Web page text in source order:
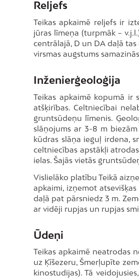
Reljefs
Teikas apkaimē reljefs ir
jūras līmeņa (turpmāk −
centrālajā, D un DA daļā
virsmas augstums
Inženierģeoloģija
Teikas apkaimē kopumā ir
atšķirības. Celtniecībai
gruntsūdeņu līmenis.
slāņojums ar 3-8 m
kūdras slāņa ieguļ irdena,
celtniecības apstākļi
ielas. Šajās vietās
Vislielāko platību Teikā
apkaimi, izņemot
daļā pat pārsniedz 3 m.
ar vidēji rupjas un rupjas
Ūdeņi
Teikas apkaimē neatrodas
uz Ķīšezeru, Šmerļupīte
kinostudijas). Tā